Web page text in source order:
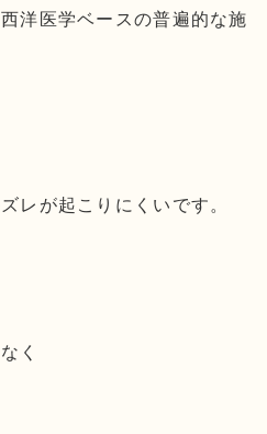
洋医学ベースの普遍的な施
レが起こりにくいです。
く